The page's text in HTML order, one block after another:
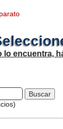
lo encuentra,